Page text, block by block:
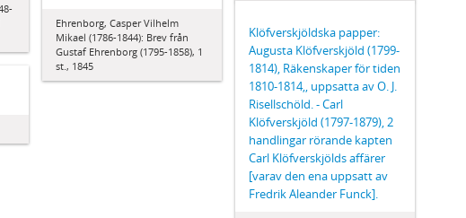
Ehrenborg, Casper Vilhelm
Mikael (1786-1844): Brev från
Gustaf Ehrenborg (1795-1858), 1
st., 1845
Klöfverskjöldska papper:
Augusta Klöfverskjöld (1799-
1814), Räkenskaper för tiden
1810-1814,, uppsatta av O. J.
Risellschöld. - Carl
Klöfverskjöld (1797-1879), 2
handlingar rörande kapten
Carl Klöfverskjölds affärer
[varav den ena uppsatt av
Fredrik Aleander Funck].